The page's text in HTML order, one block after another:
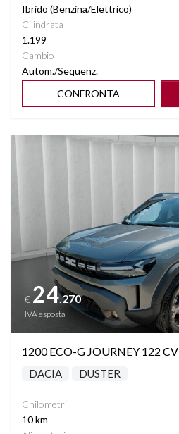
Ibrido (Benzina/Elettrico)
Cilindrata
1.199
Cambio
Autom./Sequenz.
CONFRONTA
Vedi dettagli
€ 24.270
IVA esposta
1200 ECO-G JOURNEY 122
DACIA DUSTER
Chilometri
10 km